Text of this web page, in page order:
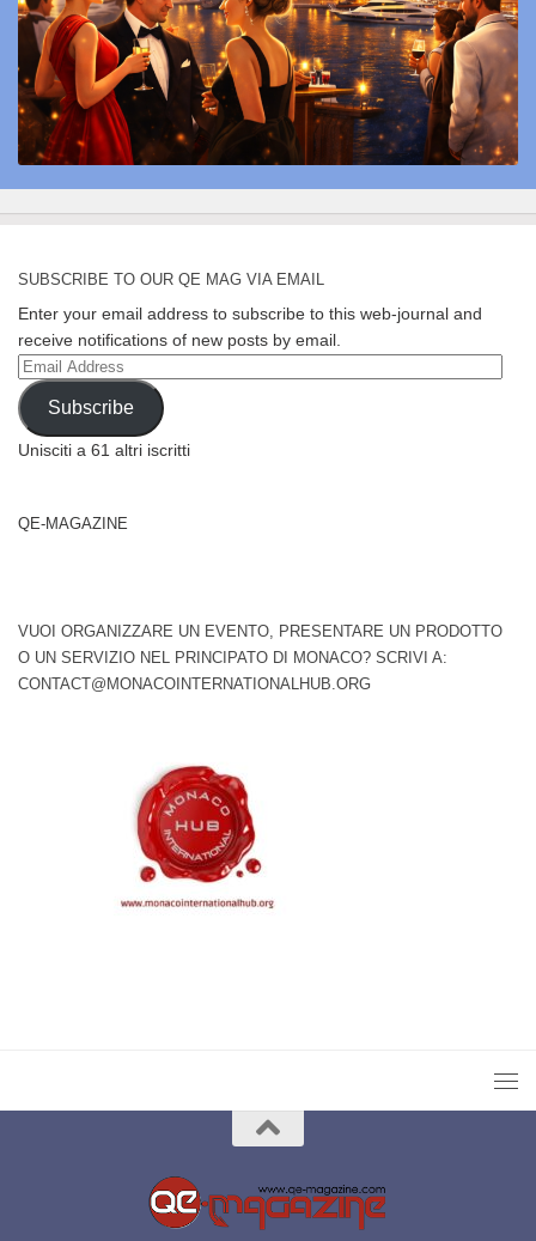
SUBSCRIBE TO OUR QE MAG VIA EMAIL
Enter your email address to subscribe to this web-journal and
receive notifications of new posts by email.
Email
Address
Subscribe
Unisciti a 61 altri iscritti
QE-MAGAZINE
VUOI ORGANIZZARE UN EVENTO, PRESENTARE UN PRODOTTO
O UN SERVIZIO NEL PRINCIPATO DI MONACO? SCRIVI A:
CONTACT@MONACOINTERNATIONALHUB.ORG